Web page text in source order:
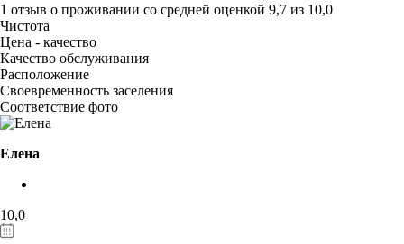
1 отзыв о проживании со средней оценкой 9,7 из 10,0
Чистота
Цена - качество
Качество обслуживания
Расположение
Своевременность заселения
Соответствие фото
Елена
10,0